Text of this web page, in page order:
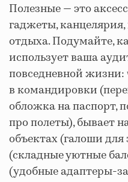
Полезные — это
гаджеты,
отдыха. Подумайте,
использует ваша
повседневной жизни:
в командировки
обложка на паспорт,
про полеты), бывает
объектах (галоши
(складные уютные
(удобные адаптеры-